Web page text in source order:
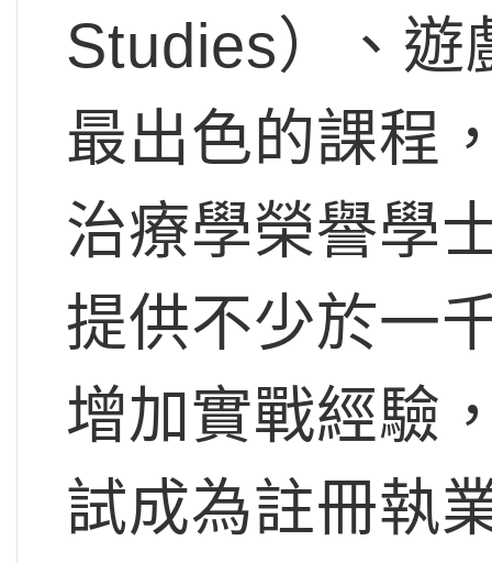
Studies）、遊
最出色的課程
治療學榮譽學
提供不少於一
增加實戰經驗
試成為註冊執